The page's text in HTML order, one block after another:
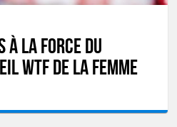
à la force du
WTF de la femme